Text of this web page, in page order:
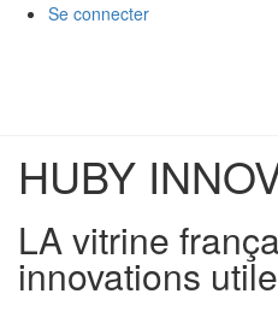
Se connecter
HUBY
LA vitrine
innovations